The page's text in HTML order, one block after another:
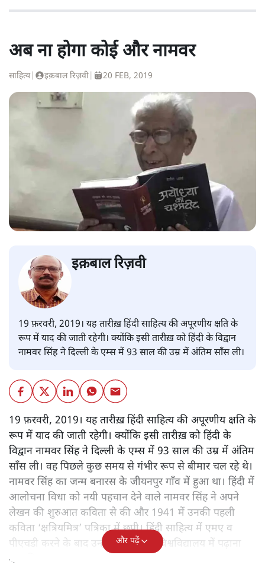
अब ना होगा कोई और नामवर
साहित्य| इक़बाल रिज़वी 20 FEB, 2019
इक़बाल रिज़वी
19 फ़रवरी, 2019। यह तारीख़ हिंदी साहित्य की अपूरणीय क्षति के
रूप में याद की जाती रहेगी। क्योंकि इसी तारीख़ को हिंदी के विद्वान
नामवर सिंह ने दिल्ली के एम्स में 93 साल की उम्र में अंतिम साँस ली।
19 फ़रवरी, 2019। यह तारीख़ हिंदी साहित्य की अपूरणीय क्षति के
रूप में याद की जाती रहेगी। क्योंकि इसी तारीख़ को हिंदी के
विद्वान नामवर सिंह ने दिल्ली के एम्स में 93 साल की उम्र में अंतिम
साँस ली। वह पिछले कुछ समय से गंभीर रूप से बीमार चल रहे थे।
नामवर सिंह का जन्म बनारस के जीयनपुर गाँव में हुआ था। हिंदी में
आलोचना विधा को नयी पहचान देने वाले नामवर सिंह ने अपने
लेखन की शुरुआत कविता से की और 1941 में उनकी पहली
कविता ‘क्षत्रियमित्र’ पत्रिका में छपी। हिंदी साहित्य में एमए व
पीएचडी करने के बाद उन्होंने काशी हिंदू विश्वविद्यालय में पढ़ाना
शुरू किया।
और पढ़ें